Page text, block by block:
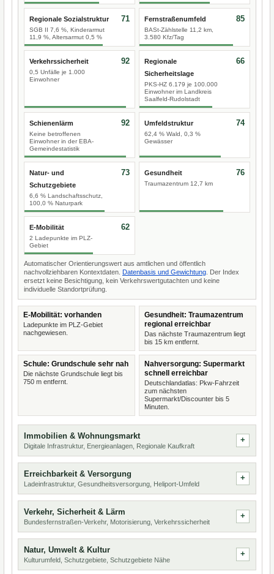
Regionale Sozialstruktur
SGB II 7,6 %, Kinderarmut
11,9 %, Altersarmut 0,5 %
71 Fernstraßenumfeld
BASt-Zählstelle 11,2 km,
3.580 Kfz/Tag
85
Verkehrssicherheit
0,5 Unfälle je 1.000
Einwohner
92
Regionale
Sicherheitslage
PKS-HZ 6.179 je 100.000
Einwohner im Landkreis
Saalfeld-Rudolstadt
66
Schienenlärm
Keine betroffenen
Einwohner in der EBA-
Gemeindestatistik
92 Umfeldstruktur
62,4 % Wald, 0,3 %
Gewässer
74
Natur- und
Schutzgebiete
6,6 % Landschaftsschutz,
100,0 % Naturpark
73 Gesundheit
Traumazentrum 12,7 km
76
E-Mobilität
2 Ladepunkte im PLZ-
Gebiet
62
Automatischer Orientierungswert aus amtlichen und öffentlich
nachvollziehbaren Kontextdaten. Datenbasis und Gewichtung . Der Index
ersetzt keine Besichtigung, kein Verkehrswertgutachten und keine
individuelle Standortprüfung.
E-Mobilität: vorhanden
Ladepunkte im PLZ-Gebiet
nachgewiesen.
Gesundheit: Traumazentrum
regional erreichbar
Das nächste Traumazentrum liegt
bis 15 km entfernt.
Schule: Grundschule sehr nah
Die nächste Grundschule liegt bis
750 m entfernt.
Nahversorgung: Supermarkt
schnell erreichbar
Deutschlandatlas: Pkw-Fahrzeit
zum nächsten
Supermarkt/Discounter bis 5
Minuten.
Immobilien & Wohnungsmarkt
Digitale Infrastruktur, Energieanlagen, Regionale Kaufkraft
Erreichbarkeit & Versorgung
Ladeinfrastruktur, Gesundheitsversorgung, Heliport-Umfeld
Verkehr, Sicherheit & Lärm
Bundesfernstraßen-Verkehr, Motorisierung, Verkehrssicherheit
Natur, Umwelt & Kultur
Kulturumfeld, Schutzgebiete, Schutzgebiete Nähe